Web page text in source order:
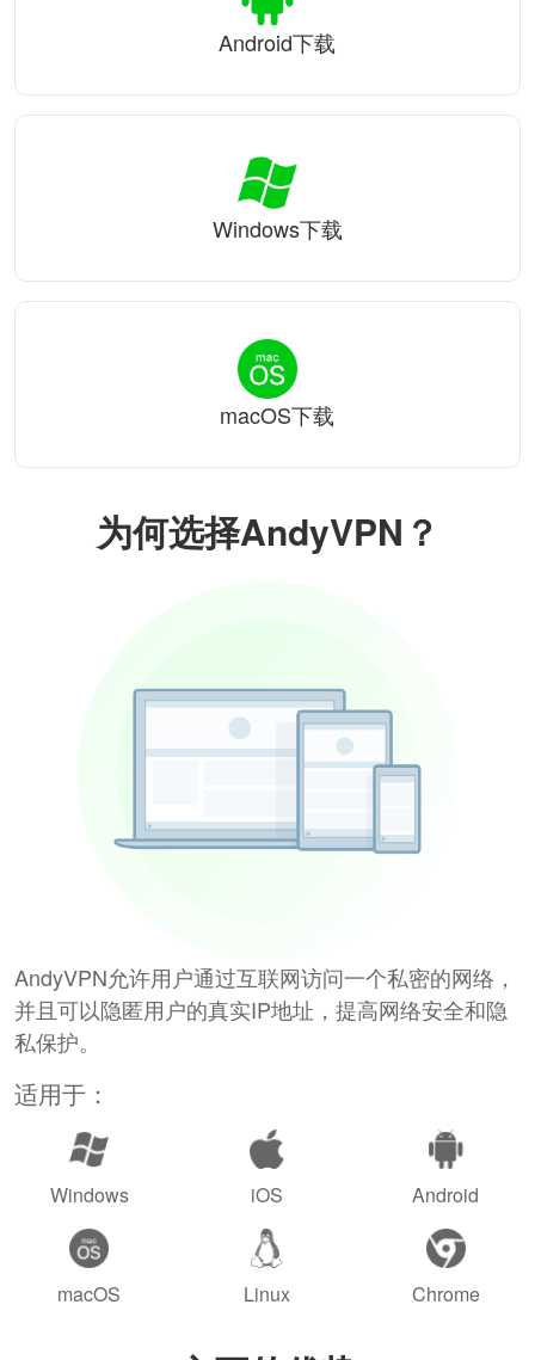
为何选择AndyVPN？
AndyVPN允许用户通过互联网访问一个私密的网络，
并且可以隐匿用户的真实IP地址，提高网络安全和隐
私保护。
适用于：
Windows iOS Android
macOS Linux Chrome
Android下载
Windows下载
macOS下载